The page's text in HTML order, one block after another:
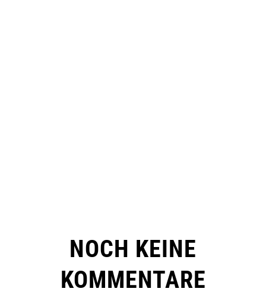
NOCH KEINE
KOMMENTARE